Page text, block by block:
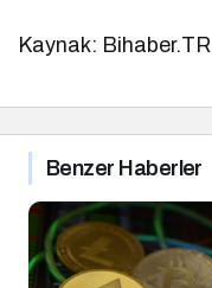
Kaynak: Bihaber.TR
Benzer Haberler